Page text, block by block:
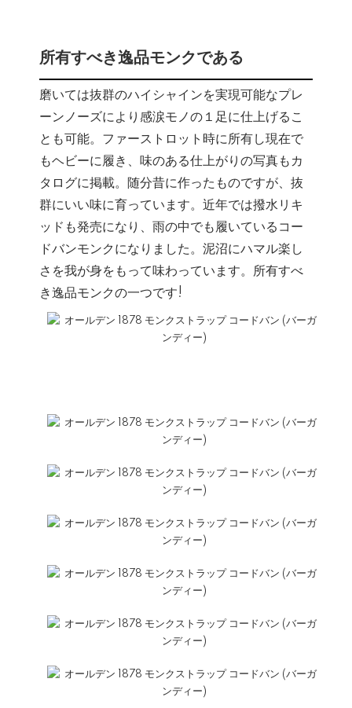
所有すべき逸品モンクである
磨いては抜群のハイシャインを実現可能なプレ
ーンノーズにより感涙モノの１足に仕上げるこ
とも可能。ファーストロット時に所有し現在で
もヘビーに履き、味のある仕上がりの写真もカ
タログに掲載。随分昔に作ったものですが、抜
群にいい味に育っています。近年では撥水リキ
ッドも発売になり、雨の中でも履いているコー
ドバンモンクになりました。泥沼にハマル楽し
さを我が身をもって味わっています。所有すべ
き逸品モンクの一つです!